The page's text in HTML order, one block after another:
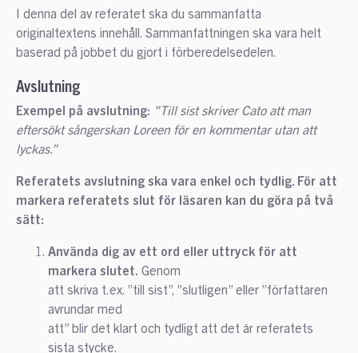
I denna del av referatet ska du sammanfatta
originaltextens innehåll. Sammanfattningen ska vara helt
baserad på jobbet du gjort i förberedelsedelen.
Avslutning
Exempel på avslutning: ”Till sist skriver Cato att man
eftersökt sångerskan Loreen för en kommentar utan att
lyckas.”
Referatets avslutning ska vara enkel och tydlig. För att
markera referatets slut för läsaren kan du göra på två
sätt:
Använda dig av ett ord eller uttryck för att
markera slutet. Genom
att skriva t.ex. ”till sist”, ”slutligen” eller ”författaren
avrundar med
att” blir det klart och tydligt att det är referatets
sista stycke.